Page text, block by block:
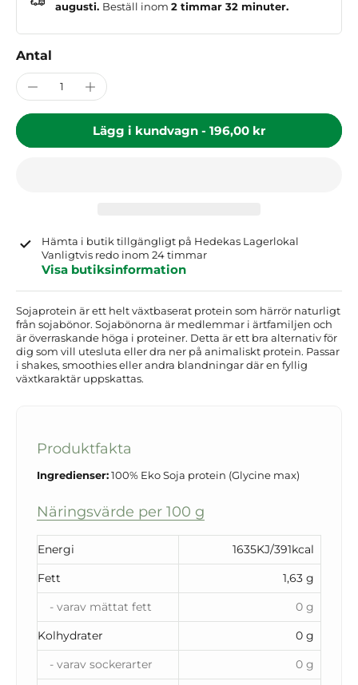
augusti. Beställ inom 2 timmar 32 minuter.
Antal
Lägg i kundvagn - 196,00 kr
Hämta i butik tillgängligt på Hedekas Lagerlokal
Vanligtvis redo inom 24 timmar
Visa butiksinformation
Sojaprotein är ett helt växtbaserat protein som härrör naturligt
från sojabönor. Sojabönorna är medlemmar i ärtfamiljen och
är överraskande höga i proteiner. Detta är ett bra alternativ för
dig som vill utesluta eller dra ner på animaliskt protein. Passar
i shakes, smoothies eller andra blandningar där en fyllig
växtkaraktär uppskattas.
Produktfakta
Ingredienser: 100% Eko Soja protein (Glycine max)
Näringsvärde per 100 g
Energi
1635KJ/391kcal
Fett
1,63 g
- varav mättat fett
0 g
Kolhydrater
0 g
- varav sockerarter
0 g